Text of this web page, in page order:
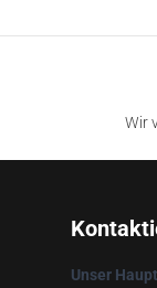
Wir
Unser